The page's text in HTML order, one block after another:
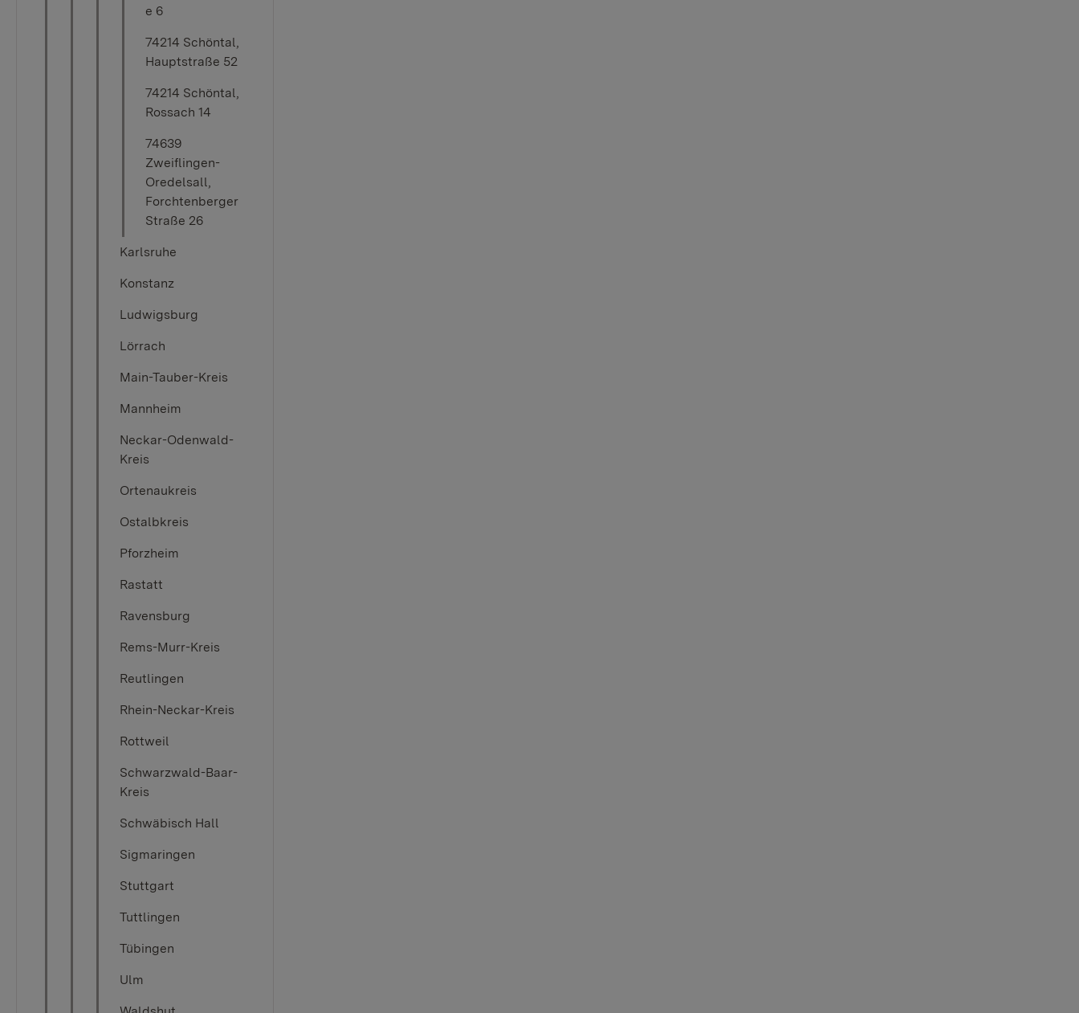
e 6
74214 Schöntal,
Hauptstraße 52
74214 Schöntal,
Rossach 14
74639
Zweiflingen-
Oredelsall,
Forchtenberger
Straße 26
Karlsruhe
Konstanz
Ludwigsburg
Lörrach
Main-Tauber-Kreis
Mannheim
Neckar-Odenwald-
Kreis
Ortenaukreis
Ostalbkreis
Pforzheim
Rastatt
Ravensburg
Rems-Murr-Kreis
Reutlingen
Rhein-Neckar-Kreis
Rottweil
Schwarzwald-Baar-
Kreis
Schwäbisch Hall
Sigmaringen
Stuttgart
Tuttlingen
Tübingen​​​​
Ulm